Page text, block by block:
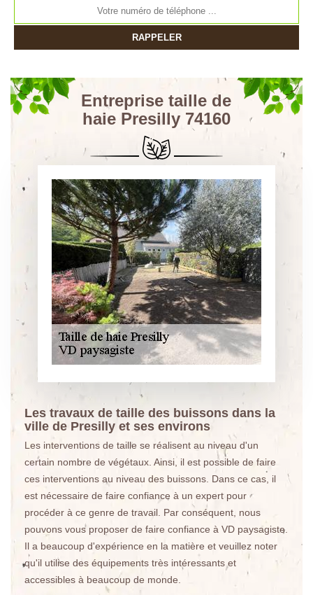
Entreprise taille de
haie Presilly 74160
Les travaux de taille des buissons dans la
ville de Presilly et ses environs
Les interventions de taille se réalisent au niveau d'un
certain nombre de végétaux. Ainsi, il est possible de faire
ces interventions au niveau des buissons. Dans ce cas, il
est nécessaire de faire confiance à un expert pour
procéder à ce genre de travail. Par conséquent, nous
pouvons vous proposer de faire confiance à VD paysagiste.
Il a beaucoup d'expérience en la matière et veuillez noter
qu'il utilise des équipements très intéressants et
accessibles à beaucoup de monde.